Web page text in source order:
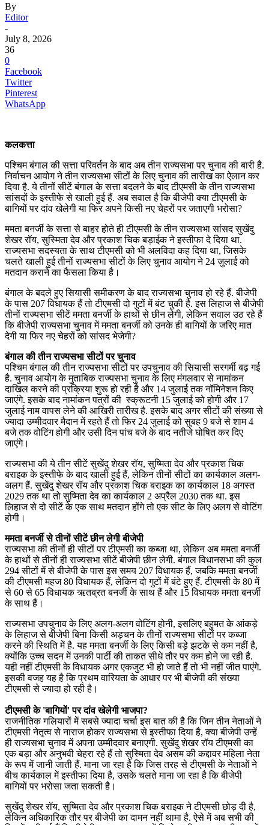
By
Editor
-
July 8, 2026
36
0
Facebook
Twitter
Pinterest
WhatsApp
कलकत्ता
पश्चिम बंगाल की सत्ता परिवर्तन के बाद अब तीन राज्यसभा पर चुनाव की बारी है.
निर्वाचन आयोग ने तीन राज्यसभा सीटों के लिए चुनाव की तारीख का ऐलान कर
दिया है. ये तीनों सीटें बंगाल के सत्ता बदलने के बाद टीएमसी के तीन राज्यसभा
सांसदों के इस्तीफे से खाली हुई हैं. अब सवाल है कि बीजेपी क्या टीएमसी के
बागियों पर दांव खेलेगी या फिर अपने किसी नए चेहरों पर जताएगी भरोसा?
ममता बनर्जी के सत्ता से बाहर होते ही टीएमसी के तीन राज्यसभा सांसद सुखेंदु
शेखर रॉय, सुस्मिता देव और प्रकाश चिक बड़ाईक ने इस्तीफा दे दिया था.
राज्यसभा सदस्यता के साथ टीएमसी को भी अलविदा कह दिया था, जिसके
चलते खाली हुई तीनों राज्यसभा सीटों के लिए चुनाव आयोग ने 24 जुलाई को
मतदान कराने का फैसला किया है।
बंगाल के बदले हुए सियासी समीकरण के बाद राज्यसभा चुनाव हो रहे हैं. बीजेपी
के पास 207 विधायक हैं तो टीएमसी दो गुटों में बंट चुकी है. इस लिहाज से बीजेपी
तीनों राज्यसभा सीटें ममता बनर्जी के हाथों से छीन लेगी, लेकिन सवाल उठ रहे हैं
कि बीजेपी राज्यसभा चुनाव में ममता बनर्जी को उनके ही बागियों के जरिए मात
देगी या फिर नए चेहरों को सांसद भेजेगी?
बंगाल की तीन राज्यसभा सीटों पर चुनाव
पश्चिम बंगाल की तीन राज्यसभा सीटों पर उपचुनाव की सियासी सरगर्मी बढ़ गई
है. चुनाव आयोग के मुताबिक राज्यसभा चुनाव के लिए मंगलवार से नामांकन
दाखिल करने की प्रक्रिया शुरू हो रही है और 14 जुलाई तक नॉमिनेशन किए
जाएंगे. इसके बाद नामांकन पत्रों की स्क्रूटनी 15 जुलाई को होगी और 17
जुलाई नाम वापस लेने की आखिरी तारीख है. इसके बाद अगर सीटों की संख्या से
ज्यादा उम्मीदवार मैदान में रहते हैं तो फिर 24 जुलाई को सुबह 9 बजे से शाम 4
बजे तक वोटिंग होगी और उसी दिन पांच बजे के बाद नतीजे घोषित कर दिए
जाएंगे।
राज्यसभा की ये तीन सीटें सुखेंदु शेखर रॉय, सुष्मिता देव और प्रकाश चिक
बराइक के इस्तीफे के बाद खाली हुई हैं, लेकिन तीनों सीटों का कार्यकाल अलग-
अलग हैं. सुखेंदु शेखर रॉय और प्रकाश चिक बराइक का कार्यकाल 18 अगस्त
2029 तक था तो सुष्मिता देव का कार्यकाल 2 अप्रैल 2030 तक था. इस
लिहाज से दो सीटें के एक साथ मतदान होंगे तो एक सीट के लिए अलग से वोटिंग
होगी।
ममता बनर्जी से तीनों सीटें छीन लेगी बीजेपी
राज्यसभा की तीनों ही सीटों पर टीएमसी का कब्जा था, लेकिन अब ममता बनर्जी
के हाथों से तीनों ही राज्यसभा सीटें बीजेपी छीन लेगी. बंगाल विधानसभा की कुल
294 सीटों में से बीजेपी के पास इस समय 207 विधायक हैं, जबकि ममता बनर्जी
की टीएमसी महज 80 विधायक हैं, लेकिन दो गुटों में बंटे हुए हैं. टीएमसी के 80 में
से 60 से 65 विधायक ऋतब्रत बनर्जी के साथ हैं और 15 विधायक ममता बनर्जी
के साथ हैं।
राज्यसभा उपचुनाव के लिए अलग-अलग वोटिंग होनी, इसलिए बहुमत के आंकड़े
के लिहाज से बीजेपी बिना किसी अड़चन के तीनों राज्यसभा सीटों पर कब्जा
करने की स्थिति में है. यह ममता बनर्जी के लिए किसी बड़े झटके से कम नहीं है,
क्योंकि उच्च सदन में उनकी पार्टी की ताकत सीधे तौर पर कम होने जा रही है.
यही नहीं टीएमसी के विधायक अगर एकजुट भी हो जाते हैं तो भी नहीं जीत पाएंगे.
इसकी वजह यह है कि प्रथम वारियता के आधार पर भी बीजेपी की संख्या
टीएमसी से ज्यादा हो रही है।
टीएमसी के 'बागियों' पर दांव खेलेगी भाजपा?
राजनीतिक गलियारों में सबसे ज्यादा चर्चा इस बात की है कि जिन तीन नेताओं ने
टीएमसी नेतृत्व से नाराज होकर राज्यसभा से इस्तीफा दिया है, क्या बीजेपी उन्हें
ही राज्यसभा चुनाव में अपना उम्मीदवार बनाएगी. सुखेंदु शेखर रॉय टीएमसी का
एक बड़ा और अनुभवी चेहरा रहे हैं तो सुस्मिता देव असम की कद्दावर महिला नेता
के रूप में जानी जाती हैं. माना जा रहा है कि जिस तरह से टीएमसी के नेताओं ने
बीच कार्यकाल में इस्तीफा दिया है, उसके चलते माना जा रहा है कि बीजेपी
बागियों पर भरोसा जता सकती है।
सुखेंदु शेखर रॉय, सुष्मिता देव और प्रकाश चिक बराइक ने टीएमसी छोड़ दी है,
लेकिन अधिकारिक तौर पर बीजेपी का दामन नहीं थामा है. ऐसे में अब सभी की